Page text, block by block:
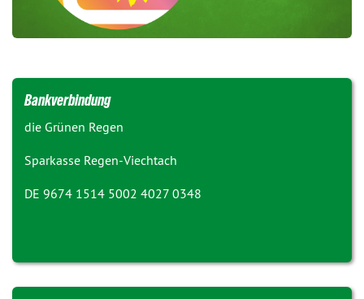
Bankverbindung
die Grünen Regen
Sparkasse Regen-Viechtach
DE 9674 1514 5002 4027 0348